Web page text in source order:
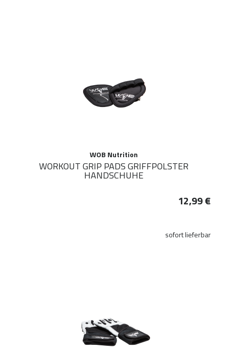
WOB Nutrition
WORKOUT GRIP PADS GRIFFPOLSTER
HANDSCHUHE
12,99 €
sofort lieferbar